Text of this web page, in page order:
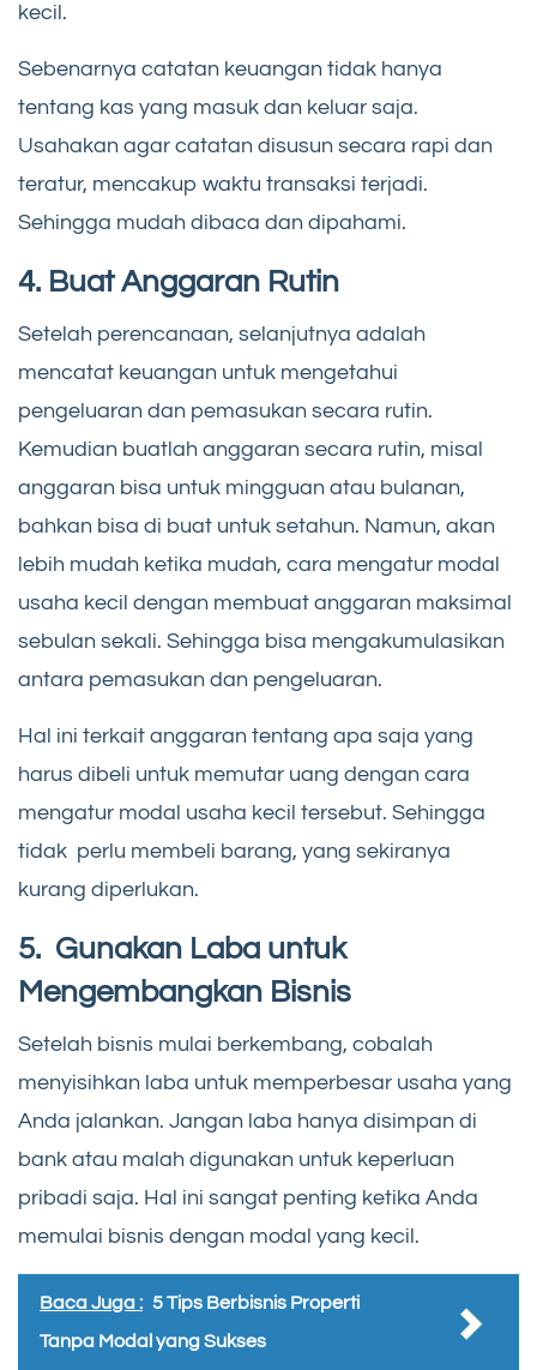
kecil.
Sebenarnya catatan keuangan tidak hanya
tentang kas yang masuk dan keluar saja.
Usahakan agar catatan disusun secara rapi dan
teratur, mencakup waktu transaksi terjadi.
Sehingga mudah dibaca dan dipahami.
4. Buat Anggaran Rutin
Setelah perencanaan, selanjutnya adalah
mencatat keuangan untuk mengetahui
pengeluaran dan pemasukan secara rutin.
Kemudian buatlah anggaran secara rutin, misal
anggaran bisa untuk mingguan atau bulanan,
bahkan bisa di buat untuk setahun. Namun, akan
lebih mudah ketika mudah, cara mengatur modal
usaha kecil dengan membuat anggaran maksimal
sebulan sekali. Sehingga bisa mengakumulasikan
antara pemasukan dan pengeluaran.
Hal ini terkait anggaran tentang apa saja yang
harus dibeli untuk memutar uang dengan cara
mengatur modal usaha kecil tersebut. Sehingga
tidak perlu membeli barang, yang sekiranya
kurang diperlukan.
5. Gunakan Laba untuk
Mengembangkan Bisnis
Setelah bisnis mulai berkembang, cobalah
menyisihkan laba untuk memperbesar usaha yang
Anda jalankan. Jangan laba hanya disimpan di
bank atau malah digunakan untuk keperluan
pribadi saja. Hal ini sangat penting ketika Anda
memulai bisnis dengan modal yang kecil.
Baca Juga : 5 Tips Berbisnis Properti
Tanpa Modal yang Sukses